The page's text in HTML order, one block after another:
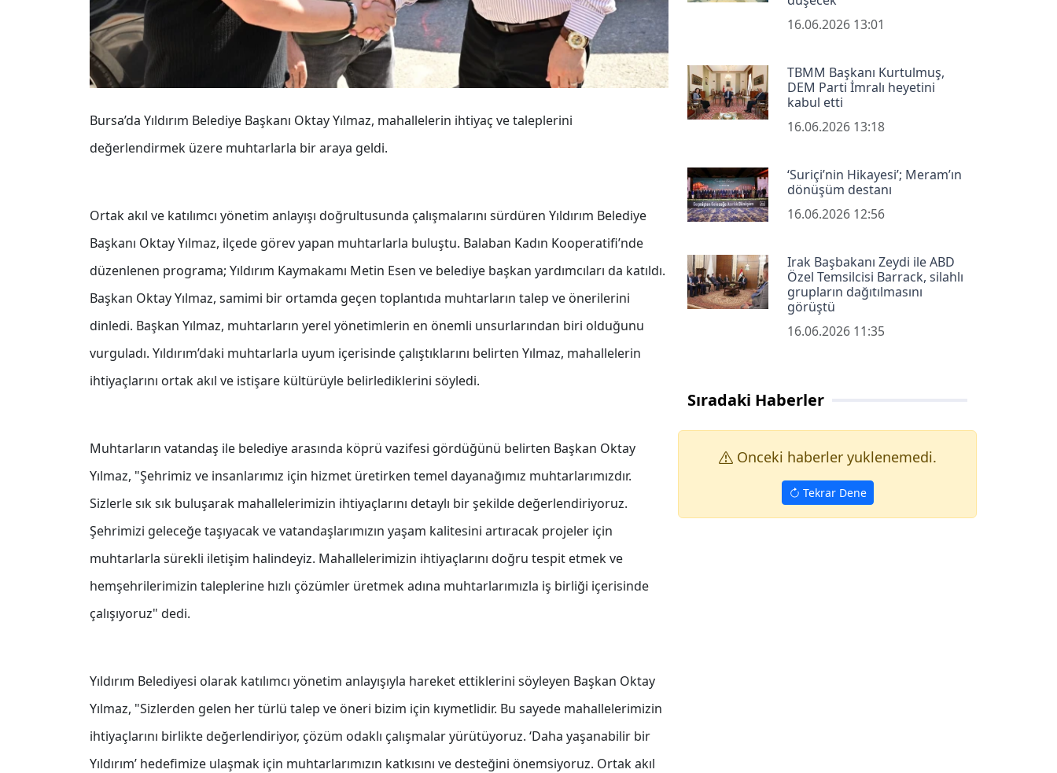
Bursa’da Yıldırım Belediye Başkanı Oktay Yılmaz, mahallelerin ihtiyaç ve taleplerini
değerlendirmek üzere muhtarlarla bir araya geldi.
Ortak akıl ve katılımcı yönetim anlayışı doğrultusunda çalışmalarını sürdüren Yıldırım Belediye
Başkanı Oktay Yılmaz, ilçede görev yapan muhtarlarla buluştu. Balaban Kadın Kooperatifi’nde
düzenlenen programa; Yıldırım Kaymakamı Metin Esen ve belediye başkan yardımcıları da katıldı.
Başkan Oktay Yılmaz, samimi bir ortamda geçen toplantıda muhtarların talep ve önerilerini
dinledi. Başkan Yılmaz, muhtarların yerel yönetimlerin en önemli unsurlarından biri olduğunu
vurguladı. Yıldırım’daki muhtarlarla uyum içerisinde çalıştıklarını belirten Yılmaz, mahallelerin
ihtiyaçlarını ortak akıl ve istişare kültürüyle belirlediklerini söyledi.
Muhtarların vatandaş ile belediye arasında köprü vazifesi gördüğünü belirten Başkan Oktay
Yılmaz, "Şehrimiz ve insanlarımız için hizmet üretirken temel dayanağımız muhtarlarımızdır.
Sizlerle sık sık buluşarak mahallelerimizin ihtiyaçlarını detaylı bir şekilde değerlendiriyoruz.
Şehrimizi geleceğe taşıyacak ve vatandaşlarımızın yaşam kalitesini artıracak projeler için
muhtarlarla sürekli iletişim halindeyiz. Mahallelerimizin ihtiyaçlarını doğru tespit etmek ve
hemşehrilerimizin taleplerine hızlı çözümler üretmek adına muhtarlarımızla iş birliği içerisinde
çalışıyoruz" dedi.
Yıldırım Belediyesi olarak katılımcı yönetim anlayışıyla hareket ettiklerini söyleyen Başkan Oktay
Yılmaz, "Sizlerden gelen her türlü talep ve öneri bizim için kıymetlidir. Bu sayede mahallelerimizin
ihtiyaçlarını birlikte değerlendiriyor, çözüm odaklı çalışmalar yürütüyoruz. ‘Daha yaşanabilir bir
Yıldırım’ hedefimize ulaşmak için muhtarlarımızın katkısını ve desteğini önemsiyoruz. Ortak akıl
16.06.2026 13:01
TBMM Başkanı Kurtulmuş,
DEM Parti İmralı heyetini
kabul etti
16.06.2026 13:18
‘Suriçi’nin Hikayesi’; Meram’ın
dönüşüm destanı
16.06.2026 12:56
Irak Başbakanı Zeydi ile ABD
Özel Temsilcisi Barrack, silahlı
grupların dağıtılmasını
görüştü
16.06.2026 11:35
Sıradaki Haberler
Onceki haberler yuklenemedi.
Tekrar Dene